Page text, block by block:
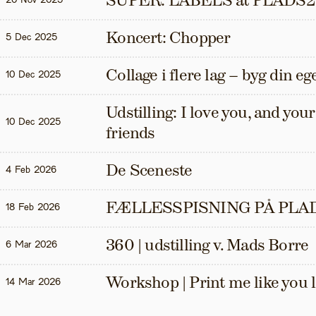
5 Dec 2025 Koncert: Chopper
10 Dec 2025 Collage i flere lag – byg din
10 Dec 2025
Udstilling: I love you, and
friends
4 Feb 2026 De Sceneste
18 Feb 2026 FÆLLESSPISNING PÅ
6 Mar 2026 360 | udstilling v. Mads Borre
14 Mar 2026 Workshop | Print me like you